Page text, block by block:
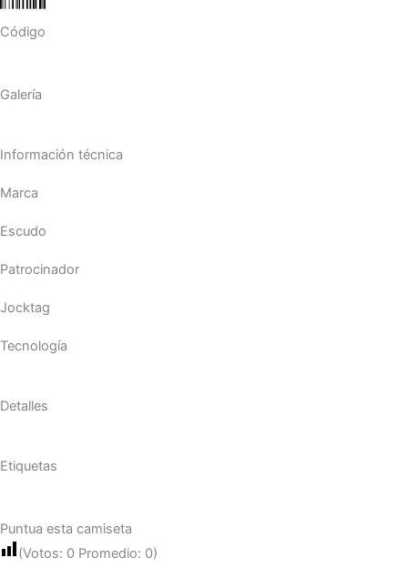
Código
Galería
Información técnica
Marca
Escudo
Patrocinador
Jocktag
Tecnología
Detalles
Etiquetas
Puntua esta camiseta
(Votos: 0 Promedio: 0)